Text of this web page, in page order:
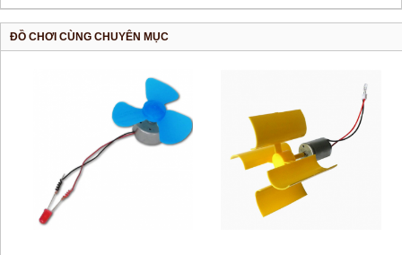
ĐỒ CHƠI CÙNG CHUYÊN MỤC